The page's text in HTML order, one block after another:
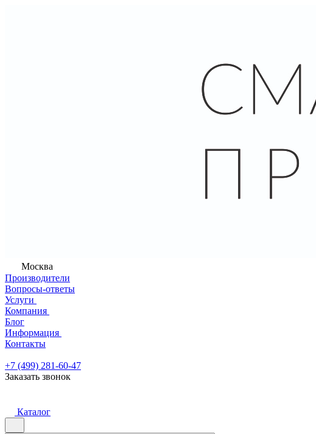
Москва
Производители
Вопросы-ответы
Услуги
Компания
Блог
Информация
Контакты
+7 (499) 281-60-47
Заказать звонок
Каталог